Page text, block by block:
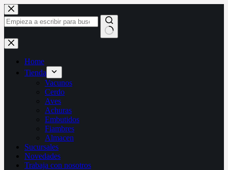
Saltar
al
contenido
Sin
resultados
Home
Tienda
Vacunos
Cerdo
Aves
Achuras
Embutidos
Fiambres
Almacen
Sucursales
Novedades
Trabaja con nosotros